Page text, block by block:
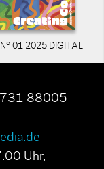
01 2025 DIGITAL
731 88005-
Uhr,